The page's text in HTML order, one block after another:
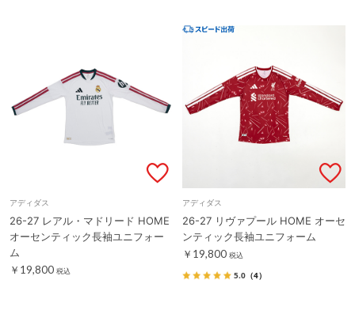
アディダス
26-27 レアル・マドリード HOME
オーセンティック長袖ユニフォー
ム
￥19,800 税込
アディダス
26-27 リヴァプール HOME オーセ
ンティック長袖ユニフォーム
￥19,800 税込
5.0 （4）